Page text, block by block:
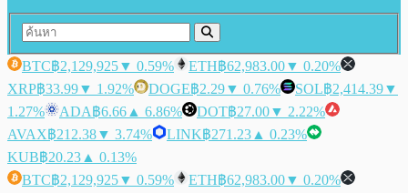
BTC฿2,129,925▼ 0.59% ETH฿62,983.00▼ 0.20%
XRP฿33.99▼ 1.92% DOGE฿2.29▼ 0.76% SOL฿2,414.39▼
1.27%
ADA฿6.66 ▲ 6.86% DOT฿27.00▼ 2.22%
AVAX฿212.38▼ 3.74% LINK฿271.23 ▲ 0.23%
KUB฿20.23 ▲ 0.13%
BTC฿2,129,925▼ 0.59% ETH฿62,983.00▼ 0.20%